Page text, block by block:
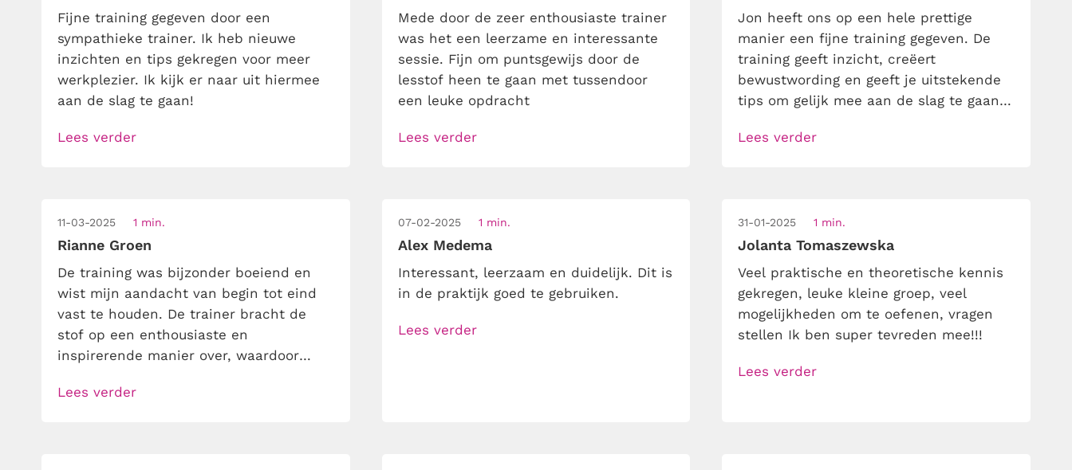
Fijne training gegeven door een
sympathieke trainer. Ik heb nieuwe
inzichten en tips gekregen voor meer
werkplezier. Ik kijk er naar uit hiermee
aan de slag te gaan!
Lees verder
Mede door de zeer enthousiaste trainer
was het een leerzame en interessante
sessie. Fijn om puntsgewijs door de
lesstof heen te gaan met tussendoor
een leuke opdracht
Lees verder
Jon heeft ons op een hele prettige
manier een fijne training gegeven. De
training geeft inzicht, creëert
bewustwording en geeft je uitstekende
tips om gelijk mee aan de slag te gaan.
naslagwerk en diverse filmpjes.
Lees verder
11-03-2025 1 min.
Rianne Groen
De training was bijzonder boeiend en
wist mijn aandacht van begin tot eind
vast te houden. De trainer bracht de
stof op een enthousiaste en
inspirerende manier over, waardoor
prettig was. Wat deze training extra
Lees verder
07-02-2025 1 min.
Alex Medema
Interessant, leerzaam en duidelijk. Dit is
in de praktijk goed te gebruiken.
Lees verder
31-01-2025 1 min.
Jolanta Tomaszewska
Veel praktische en theoretische kennis
gekregen, leuke kleine groep, veel
mogelijkheden om te oefenen, vragen
stellen Ik ben super tevreden mee!!!
Lees verder